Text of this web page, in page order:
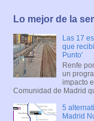
Lo mejor de la
Las 17
que
Punto'
Renfe
un
impacto
Comunidad de Madrid
5
Madrid